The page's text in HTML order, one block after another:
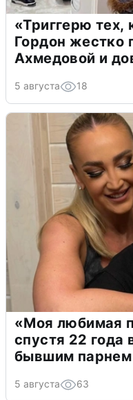
«Триггерю тех,
Гордон жестко
Ахмедовой и
5 августа 18
«Моя любимая
спустя 22 года
бывшим
5 августа 63